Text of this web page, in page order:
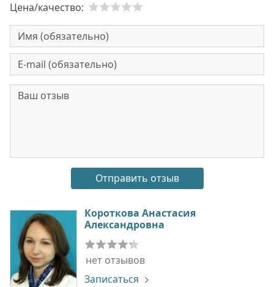
Цена/качество:
Короткова Анастасия
Александровна
нет отзывов
Записаться